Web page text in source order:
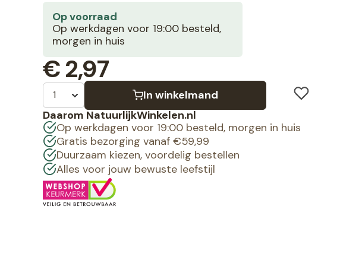
Op voorraad
Op werkdagen voor 19:00 besteld,
morgen in huis
€2,97
In winkelmand
Daarom NatuurlijkWinkelen.nl
Op werkdagen voor 19:00 besteld, morgen in huis
Gratis bezorging vanaf €59,99
Duurzaam kiezen, voordelig bestellen
Alles voor jouw bewuste leefstijl